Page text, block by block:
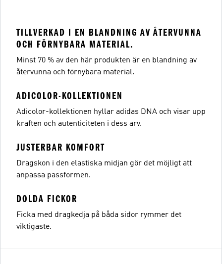
TILLVERKAD I EN BLANDNING AV ÅTERVUNNA
OCH FÖRNYBARA MATERIAL.
Minst 70 % av den här produkten är en blandning av
återvunna och förnybara material.
ADICOLOR-KOLLEKTIONEN
Adicolor-kollektionen hyllar adidas DNA och visar upp
kraften och autenticiteten i dess arv.
JUSTERBAR KOMFORT
Dragskon i den elastiska midjan gör det möjligt att
anpassa passformen.
DOLDA FICKOR
Ficka med dragkedja på båda sidor rymmer det
viktigaste.